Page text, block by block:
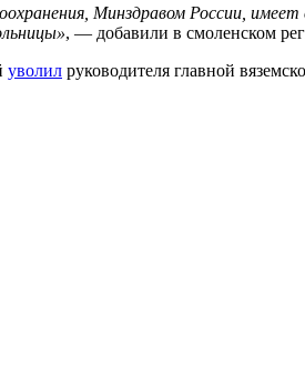
Минздравом России,
, — добавили в смоленском
уволил руководителя главной